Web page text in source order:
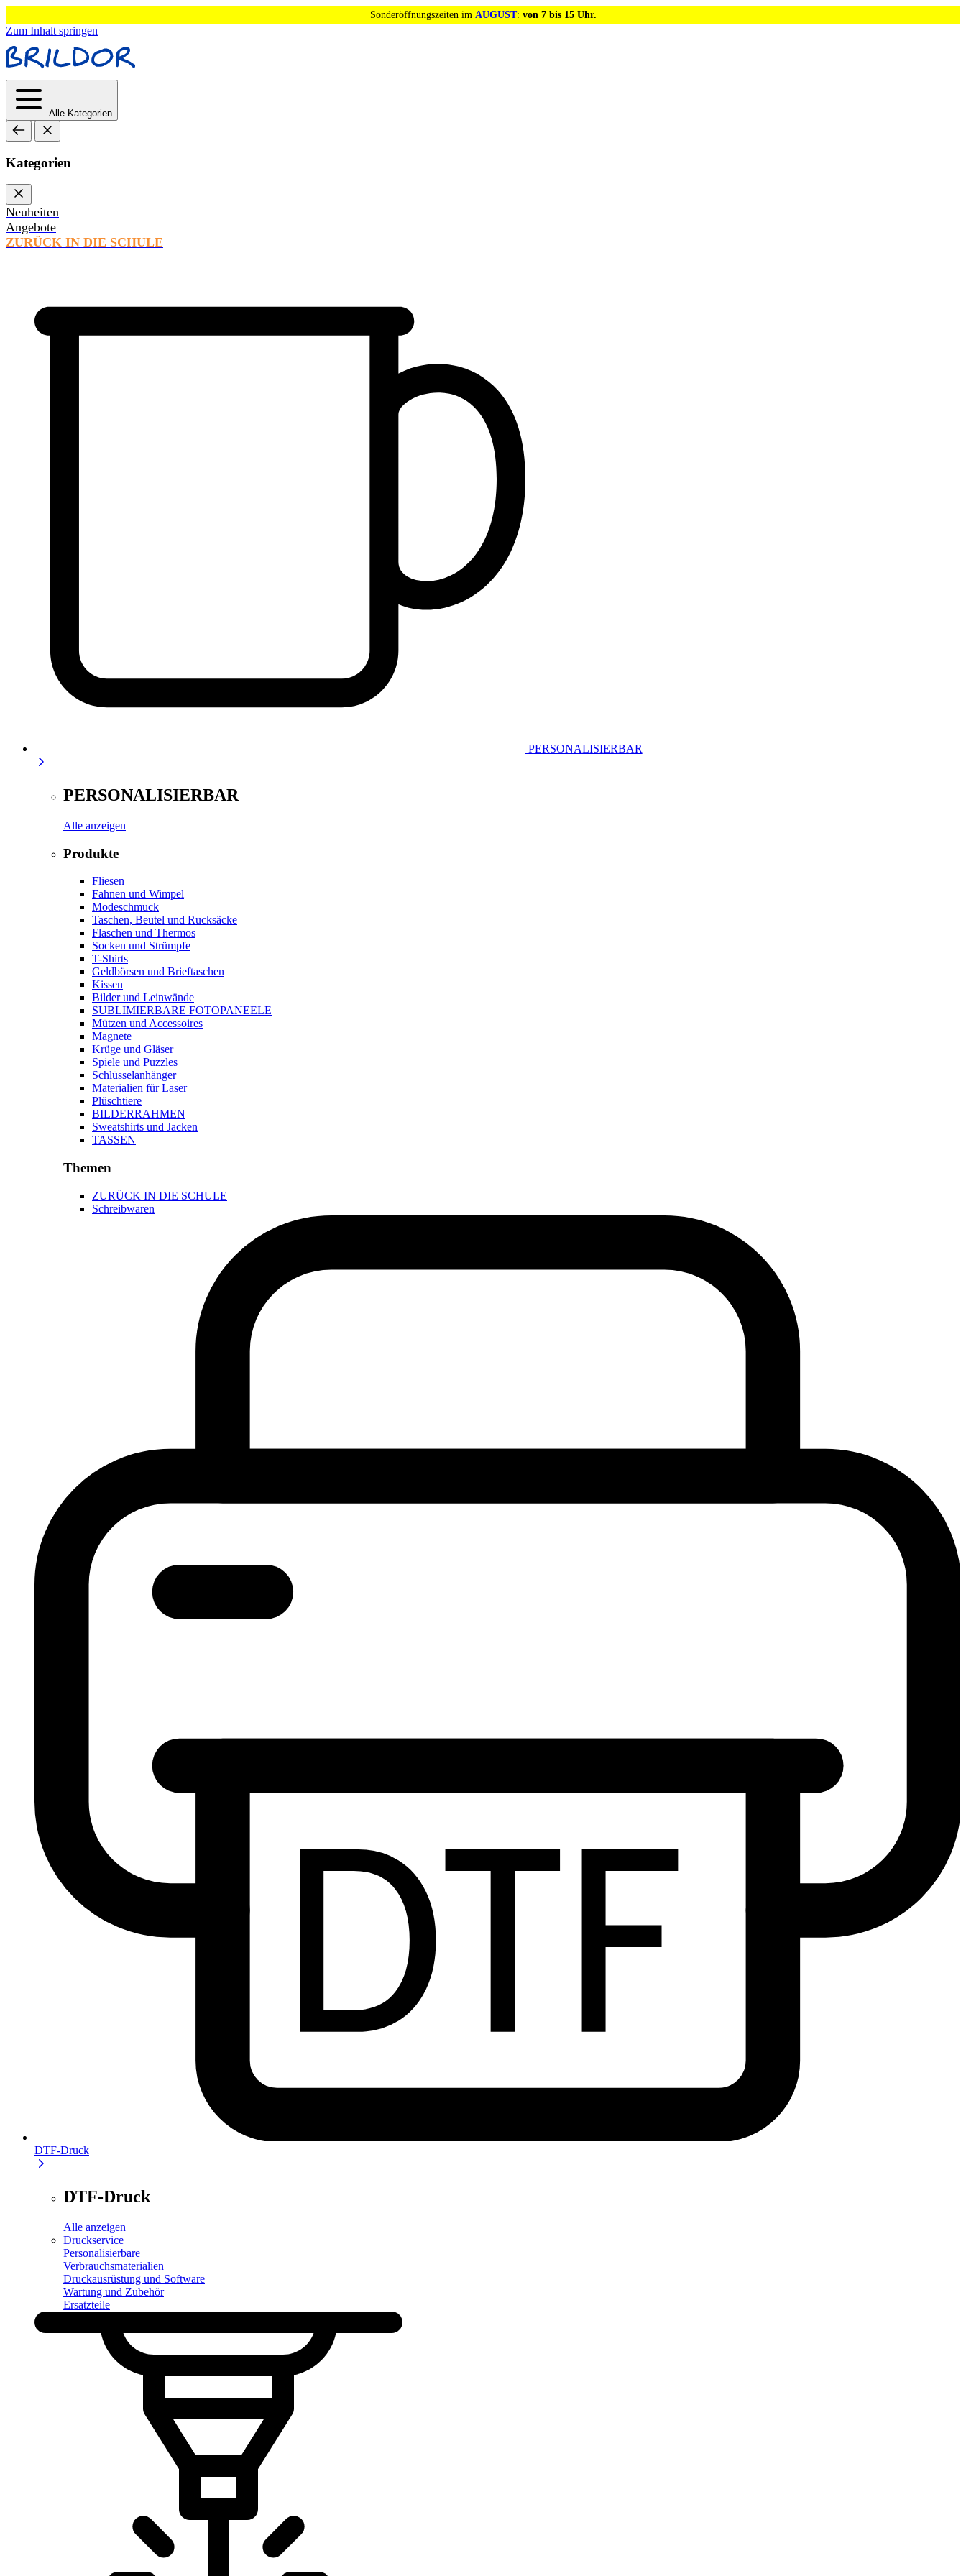
Sonderöffnungszeiten im AUGUST: von 7 bis 15 Uhr.
Zum Inhalt springen
Alle Kategorien
Kategorien
Neuheiten
Angebote
ZURÜCK IN DIE SCHULE
PERSONALISIERBAR
PERSONALISIERBAR
Alle anzeigen
Produkte
Fliesen
Fahnen und Wimpel
Modeschmuck
Taschen, Beutel und Rucksäcke
Flaschen und Thermos
Socken und Strümpfe
T-Shirts
Geldbörsen und Brieftaschen
Kissen
Bilder und Leinwände
SUBLIMIERBARE FOTOPANEELE
Mützen und Accessoires
Magnete
Krüge und Gläser
Spiele und Puzzles
Schlüsselanhänger
Materialien für Laser
Plüschtiere
BILDERRAHMEN
Sweatshirts und Jacken
TASSEN
Themen
ZURÜCK IN DIE SCHULE
Schreibwaren
DTF-Druck
DTF-Druck
Alle anzeigen
Druckservice
Personalisierbare
Verbrauchsmaterialien
Druckausrüstung und Software
Wartung und Zubehör
Ersatzteile